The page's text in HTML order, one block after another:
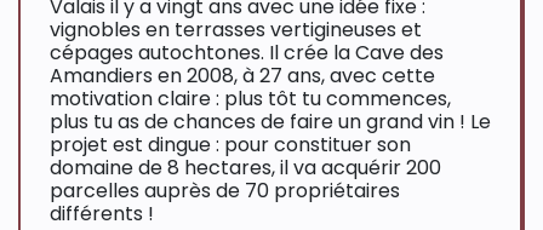
Valais il y a vingt ans avec une idée fixe :
vignobles en terrasses vertigineuses et
cépages autochtones. Il crée la Cave des
Amandiers en 2008, à 27 ans, avec cette
motivation claire : plus tôt tu commences,
plus tu as de chances de faire un grand vin ! Le
projet est dingue : pour constituer son
domaine de 8 hectares, il va acquérir 200
parcelles auprès de 70 propriétaires
différents !